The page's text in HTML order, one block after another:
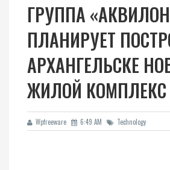
ГРУППА
ПЛАНИРУЕТ
АРХАНГЕЛЬСКЕ
ЖИЛОЙ КОМПЛЕКС
Wpfreeware 6:49 AM Technology